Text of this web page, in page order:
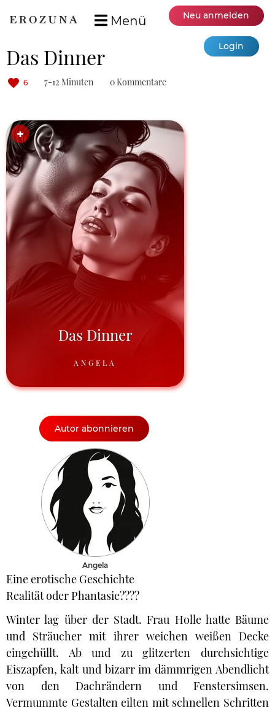
Menü Neu anmelden
Login
Das Dinner
6 7-12 Minuten 0 Kommentare
Das Dinner
ANGELA
Autor abonnieren
Angela
Eine erotische Geschichte
Realität oder Phantasie????
Winter lag über der Stadt. Frau Holle hatte Bäume
und Sträucher mit ihrer weichen weißen Decke
eingehüllt. Ab und zu glitzerten durchsichtige
Eiszapfen, kalt und bizarr im dämmrigen Abendlicht
von den Dachrändern und Fenstersimsen.
Vermummte Gestalten eilten mit schnellen Schritten